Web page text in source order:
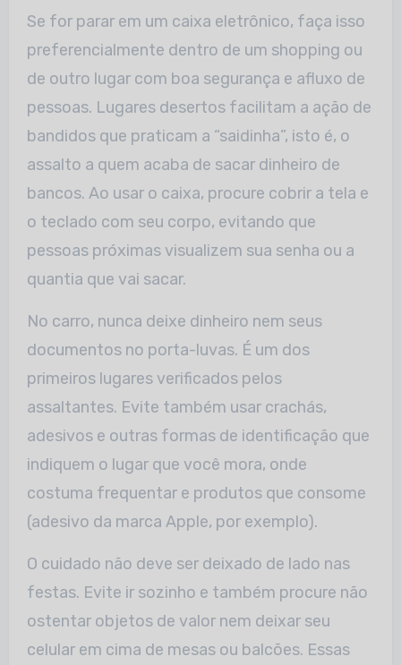
Se for parar em um caixa eletrônico, faça isso
preferencialmente dentro de um shopping ou
de outro lugar com boa segurança e afluxo de
pessoas. Lugares desertos facilitam a ação de
bandidos que praticam a “saidinha”, isto é, o
assalto a quem acaba de sacar dinheiro de
bancos. Ao usar o caixa, procure cobrir a tela e
o teclado com seu corpo, evitando que
pessoas próximas visualizem sua senha ou a
quantia que vai sacar.
No carro, nunca deixe dinheiro nem seus
documentos no porta-luvas. É um dos
primeiros lugares verificados pelos
assaltantes. Evite também usar crachás,
adesivos e outras formas de identificação que
indiquem o lugar que você mora, onde
costuma frequentar e produtos que consome
(adesivo da marca Apple, por exemplo).
O cuidado não deve ser deixado de lado nas
festas. Evite ir sozinho e também procure não
ostentar objetos de valor nem deixar seu
celular em cima de mesas ou balcões. Essas